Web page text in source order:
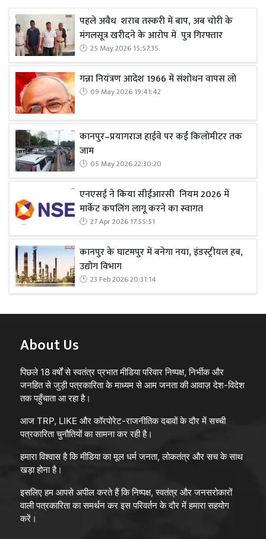
पहले अवैध शराब तस्करी में बाप, अब चोरी के
मंगलसूत्र खरीदने के आरोप में पुत्र गिरफ्तार
25 May 2026 15:57:35
गन्ना नियंत्रण आदेश 1966 में संशोधन वापस लो
09 May 2026 19:41:42
कानपुर–प्रयागराज हाईवे पर कई किलोमीटर तक
जाम
05 May 2026 22:30:20
एनएसई ने किया सीईआरसी नियम 2026 में
मार्केट कपलिंग लागू करने का स्वागत
27 Apr 2026 17:55:51
कानपुर के घाटमपुर में बनेगा नया, इंडस्ट्रीयल हब,
उद्योग विभाग
23 Feb 2026 20:31:14
About Us
पिछले 18 वर्षों से स्वतंत्र प्रभात मीडिया परिवार निष्पक्ष, निर्भीक और
जनहित से जुड़ी पत्रकारिता के माध्यम से आम जनता की आवाज़ देश-विदेश
तक पहुँचाता आ रहा है।
आज TRP, LIKE और कॉरपोरेट-राजनीतिक दबावों के दौर में सच्ची
पत्रकारिता चुनौतियों का सामना कर रही है।
हमारा विश्वास है कि मीडिया का मूल धर्म जनता, लोकतंत्र और सच के साथ
खड़ा होना है।
इसलिए हम आपसे अपील करते हैं कि निष्पक्ष, स्वतंत्र और जनसरोकारों
वाली पत्रकारिता का समर्थन कर इस परिवर्तन के दौर में हमारा सहयोग
करें।